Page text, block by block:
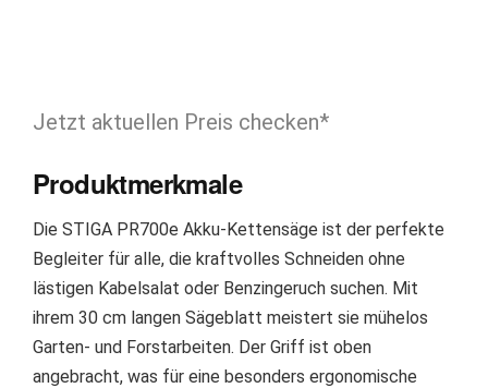
Jetzt aktuellen Preis checken*
Produktmerkmale
Die STIGA PR700e Akku-Kettensäge ist der perfekte
Begleiter für alle, die kraftvolles Schneiden ohne
lästigen Kabelsalat oder Benzingeruch suchen. Mit
ihrem 30 cm langen Sägeblatt meistert sie mühelos
Garten- und Forstarbeiten. Der Griff ist oben
angebracht, was für eine besonders ergonomische